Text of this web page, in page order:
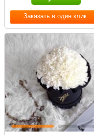
Заказать в один клик